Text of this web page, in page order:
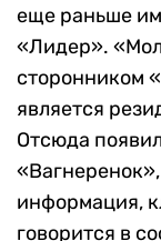
еще раньше
«Лидер».
сторонником
является
Отсюда
информация,
говорится в